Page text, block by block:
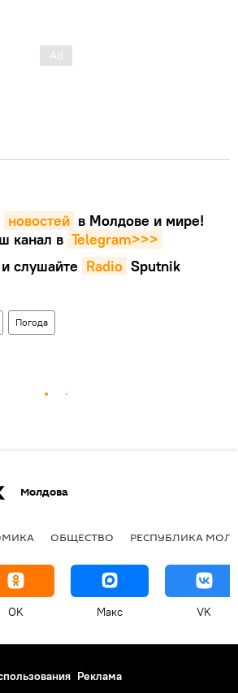
новостей в Молдове и мире!
канал в Telegram>>>
и слушайте Radio Sputnik
Погода
Молдова
ОБЩЕСТВО РЕСПУБЛИКА
OK Макс VK
Реклама